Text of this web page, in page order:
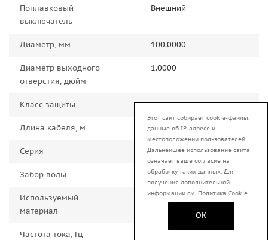
Поплавковый
выключатель
Внешний
Диаметр, мм 100.0000
Диаметр выходного
отверстия, дюйм
1.0000
Класс защиты IPX8
Длина кабеля, м 20.0000
Серия СН
Забор воды Нижний
Используемый
материал
Нержавеющая сталь
Частота тока, Гц
Этот сайт собирает cookie-файлы,
данные об IP-адресе и
местоположении пользователей.
Дальнейшее использование сайта
означает ваше согласие на
обработку таких данных. Для
получения дополнительной
информации см. Политика Cookie
OK